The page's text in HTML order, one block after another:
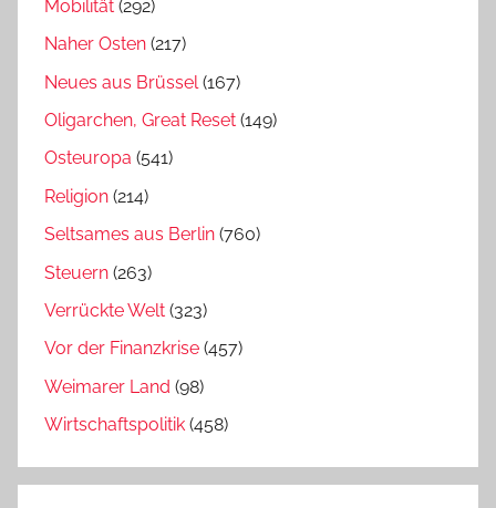
Mobilität (292)
Naher Osten (217)
Neues aus Brüssel (167)
Oligarchen, Great Reset (149)
Osteuropa (541)
Religion (214)
Seltsames aus Berlin (760)
Steuern (263)
Verrückte Welt (323)
Vor der Finanzkrise (457)
Weimarer Land (98)
Wirtschaftspolitik (458)